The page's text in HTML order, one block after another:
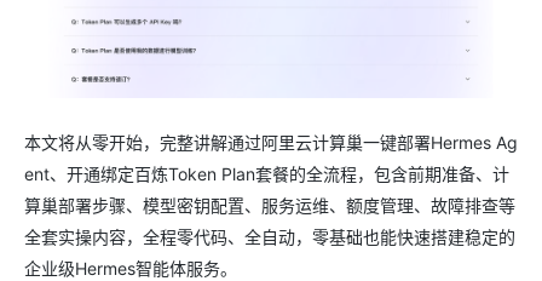
本文将从零开始，完整讲解通过阿里云计算巢一键部署Hermes Ag
ent、开通绑定百炼Token Plan套餐的全流程，包含前期准备、计
算巢部署步骤、模型密钥配置、服务运维、额度管理、故障排查等
全套实操内容，全程零代码、全自动，零基础也能快速搭建稳定的
企业级Hermes智能体服务。